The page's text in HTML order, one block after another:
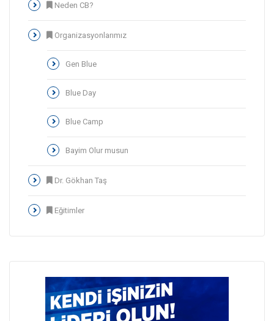
Neden CB?
Organizasyonlarımız
Gen Blue
Blue Day
Blue Camp
Bayim Olur musun
Dr. Gökhan Taş
Eğitimler